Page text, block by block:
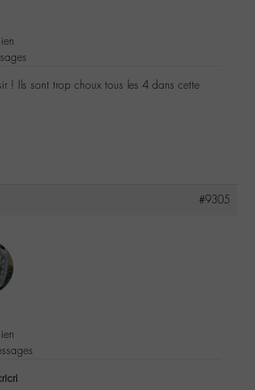
! Ils sont trop choux tous les 4 dans cette
#9305